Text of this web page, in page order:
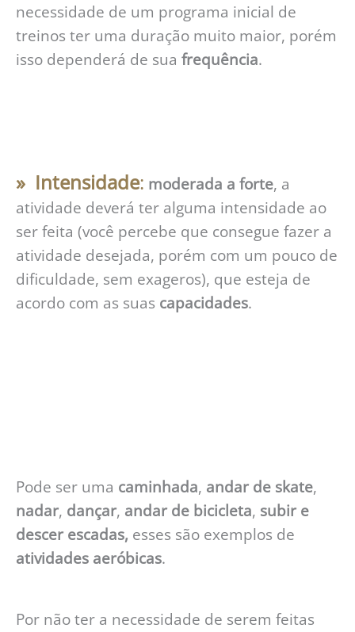
necessidade de um programa inicial de
treinos ter uma duração muito maior, porém
isso dependerá de sua frequência.
» Intensidade: moderada a forte, a
atividade deverá ter alguma intensidade ao
ser feita (você percebe que consegue fazer a
atividade desejada, porém com um pouco de
dificuldade, sem exageros), que esteja de
acordo com as suas capacidades.
Pode ser uma caminhada, andar de skate,
nadar, dançar, andar de bicicleta, subir e
descer escadas, esses são exemplos de
atividades aeróbicas.
Por não ter a necessidade de serem feitas